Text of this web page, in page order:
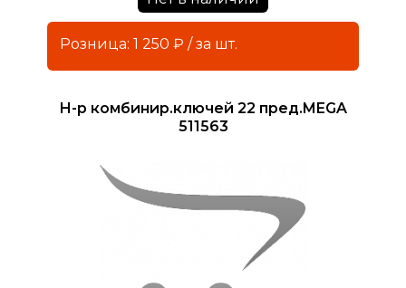
Розница: 1 250 ₽ / за шт.
Н-р комбинир.ключей 22 пред.MEGA
511563